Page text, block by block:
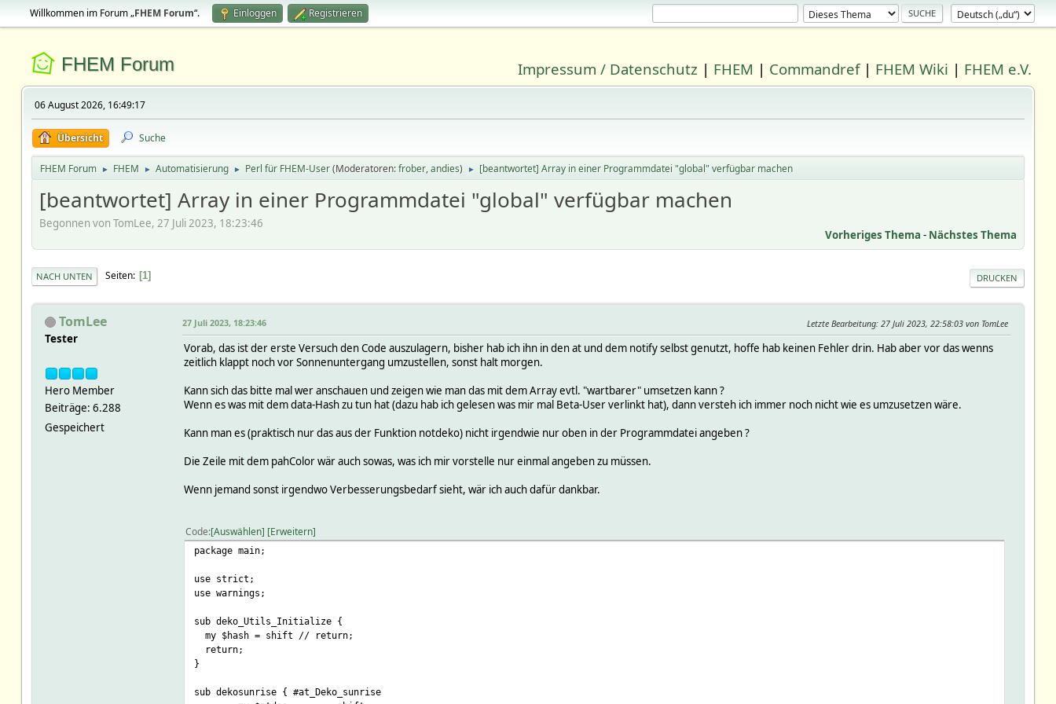
Willkommen im Forum „FHEM Forum“. Einloggen Registrieren
FHEM Forum Impressum / Datenschutz | FHEM | Commandref| FHEM Wiki | FHEM e.V.
06 August 2026, 16:49:17
Übersicht Suche
FHEM Forum ► FHEM ► Automatisierung ► Perl für FHEM-User(Moderatoren:frober,andies) ► [beantwortet] Array in einer Programmdatei "global" verfügbar machen
[beantwortet] Array in einer Programmdatei "global" verfügbar machen
Begonnen von TomLee, 27 Juli 2023, 18:23:46
Vorheriges Thema - Nächstes Thema
DRUCKEN
NACH UNTEN Seiten 1
TomLee
Tester
Hero Member
Beiträge: 6.288
Gespeichert
27 Juli 2023, 18:23:46 Letzte Bearbeitung: 27 Juli 2023, 22:58:03 von TomLee
Vorab, das ist der erste Versuch den Code auszulagern, bisher hab ich ihn in den at und dem notify selbst genutzt, hoffe hab keinen Fehler drin. Hab aber vor das wenns
zeitlich klappt noch vor Sonnenuntergang umzustellen, sonst halt morgen.
Kann sich das bitte mal wer anschauen und zeigen wie man das mit dem Array evtl. "wartbarer" umsetzen kann ?
Wenn es was mit dem data-Hash zu tun hat (dazu hab ich gelesen was mir mal Beta-User verlinkt hat), dann versteh ich immer noch nicht wie es umzusetzen wäre.
Kann man es (praktisch nur das aus der Funktion notdeko) nicht irgendwie nur oben in der Programmdatei angeben ?
Die Zeile mit dem pahColor wär auch sowas, was ich mir vorstelle nur einmal angeben zu müssen.
Wenn jemand sonst irgendwo Verbesserungsbedarf sieht, wär ich auch dafür dankbar.
Code Auswählen Erweitern
package main;
use strict;
use warnings;
sub deko_Utils_Initialize {
my $hash = shift // return;
return;
}
sub dekosunrise { #at_Deko_sunrise